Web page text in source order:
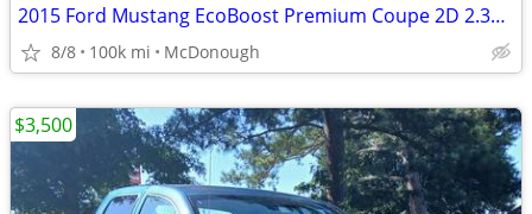
2015 Ford Mustang EcoBoost Premium Coupe 2D 2.3L Turbo
8/8 100k mi McDonough
$3,500